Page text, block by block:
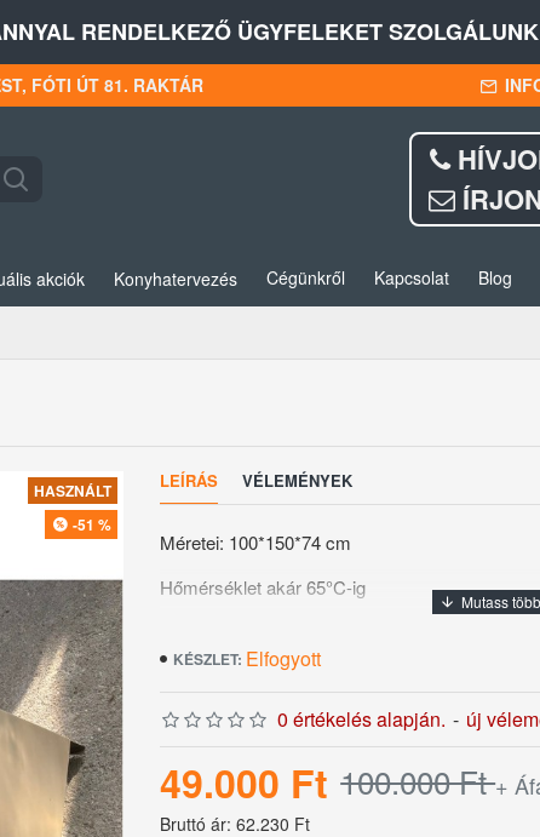
RENDELKEZŐ ÜGYFELEKET
FÓTI ÚT 81. RAKTÁR
akciók Konyhatervezés Cégünkről Kapcsolat Blog
HASZNÁLT
-51 %
LEÍRÁS VÉLEMÉNYEK
Méretei: 100*150*74 cm
Hőmérséklet akár 65°C-ig
Felvett teljesítmény 2,8 kw
Garancia nélkül!!
KÉSZLET: Elfogyott
0 értékelés alapján. - új
49.000 Ft 100.000 Ft+
Bruttó ár: 62.230 Ft